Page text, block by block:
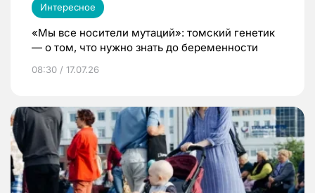
Интересное
«Мы все носители мутаций»: томский генетик
— о том, что нужно знать до беременности
08:30 / 17.07.26